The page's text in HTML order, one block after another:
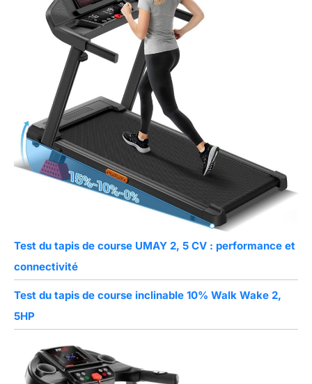
Test du tapis de course UMAY 2, 5 CV : performance et
connectivité
Test du tapis de course inclinable 10% Walk Wake 2,
5HP